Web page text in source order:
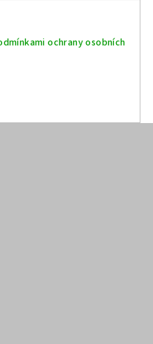
ochrany osobních